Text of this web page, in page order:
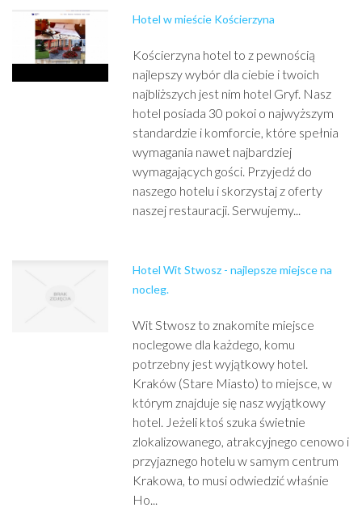
Hotel w mieście Kościerzyna
Kościerzyna hotel to z pewnością
najlepszy wybór dla ciebie i twoich
najbliższych jest nim hotel Gryf. Nasz
hotel posiada 30 pokoi o najwyższym
standardzie i komforcie, które spełnia
wymagania nawet najbardziej
wymagających gości. Przyjedź do
naszego hotelu i skorzystaj z oferty
naszej restauracji. Serwujemy...
Hotel Wit Stwosz - najlepsze miejsce na
nocleg.
Wit Stwosz to znakomite miejsce
noclegowe dla każdego, komu
potrzebny jest wyjątkowy hotel.
Kraków (Stare Miasto) to miejsce, w
którym znajduje się nasz wyjątkowy
hotel. Jeżeli ktoś szuka świetnie
zlokalizowanego, atrakcyjnego cenowo i
przyjaznego hotelu w samym centrum
Krakowa, to musi odwiedzić właśnie
Ho...